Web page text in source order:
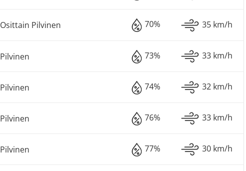
Osittain Pilvinen 70% 35 km/h
Pilvinen 73% 33 km/h
Pilvinen 74% 32 km/h
Pilvinen 76% 33 km/h
Pilvinen 77% 30 km/h